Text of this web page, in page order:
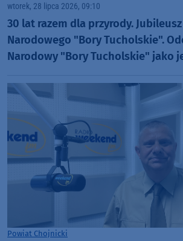
wtorek, 28 lipca 2026, 09:10
30 lat razem dla przyrody.
Narodowego "Bory Tucholskie".
Narodowy "Bory Tucholskie" jako
Powiat Chojnicki